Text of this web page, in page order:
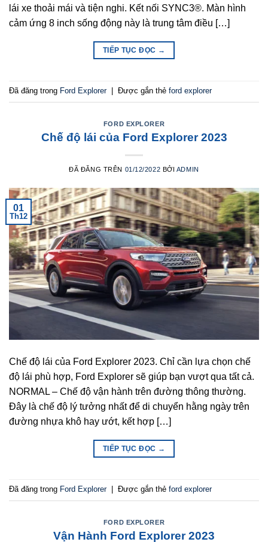
lái xe thoải mái và tiện nghi. Kết nối SYNC3®. Màn hình
cảm ứng 8 inch sống động này là trung tâm điều […]
TIẾP TỤC ĐỌC →
Đã đăng trong Ford Explorer Được gắn thẻ ford explorer
FORD EXPLORER
Chế độ lái của Ford Explorer 2023
ĐÃ ĐĂNG TRÊN 01/12/2022 BỞI ADMIN
01
Th12
Chế độ lái của Ford Explorer 2023. Chỉ cần lựa chọn chế
độ lái phù hợp, Ford Explorer sẽ giúp bạn vượt qua tất cả.
NORMAL – Chế độ vận hành trên đường thông thường.
Đây là chế độ lý tưởng nhất để di chuyển hằng ngày trên
đường nhựa khô hay ướt, kết hợp […]
TIẾP TỤC ĐỌC →
Đã đăng trong Ford Explorer Được gắn thẻ ford explorer
FORD EXPLORER
Vận Hành Ford Explorer 2023